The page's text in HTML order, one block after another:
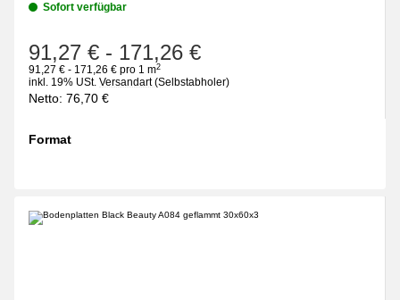
Sofort verfügbar
91,27 € - 171,26 €
91,27 € - 171,26 € pro 1 m2
inkl. 19% USt. Versandart(Selbstabholer)
Netto: 76,70 €
Format